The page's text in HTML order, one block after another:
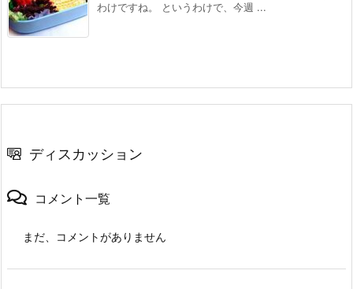
わけですね。 というわけで、今週 ...
ディスカッション
コメント一覧
まだ、コメントがありません